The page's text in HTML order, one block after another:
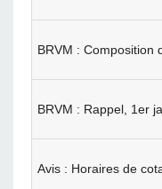
BRVM : Composition
BRVM : Rappel, 1er
Avis : Horaires de